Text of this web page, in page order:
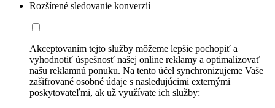
Rozšírené sledovanie konverzií
Akceptovaním tejto služby môžeme lepšie pochopiť a
vyhodnotiť úspešnosť našej online reklamy a optimalizovať
našu reklamnú ponuku. Na tento účel synchronizujeme Vaše
zašifrované osobné údaje s nasledujúcimi externými
poskytovateľmi, ak už využívate ich služby: